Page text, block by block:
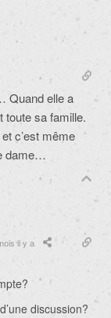
Quand elle a
toute sa famille.
c’est même
dame…
il y a
discussion?